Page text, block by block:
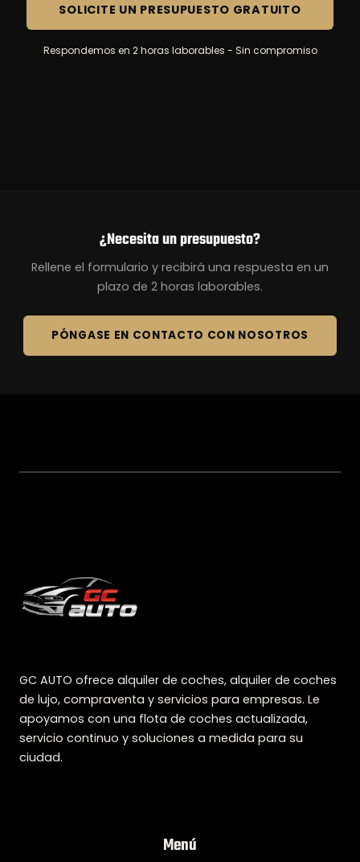
SOLICITE UN PRESUPUESTO GRATUITO
Respondemos en 2 horas laborables - Sin compromiso
¿Necesita un presupuesto?
Rellene el formulario y recibirá una respuesta en un
plazo de 2 horas laborables.
PÓNGASE EN CONTACTO CON NOSOTROS
GC AUTO ofrece alquiler de coches, alquiler de coches
de lujo, compraventa y servicios para empresas. Le
apoyamos con una flota de coches actualizada,
servicio continuo y soluciones a medida para su
ciudad.
Menú